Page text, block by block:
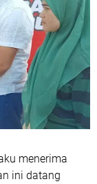
menerima
ini datang